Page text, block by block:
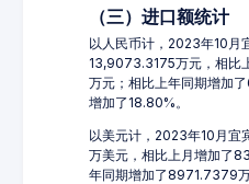
（三）进口额统计
以人民币计，2023年10月
13,9073.3175万元，相
万元；相比上年同期增加
增加了18.80%。
以美元计，2023年10月
万美元，相比上月增加了
年同期增加了8971.7379